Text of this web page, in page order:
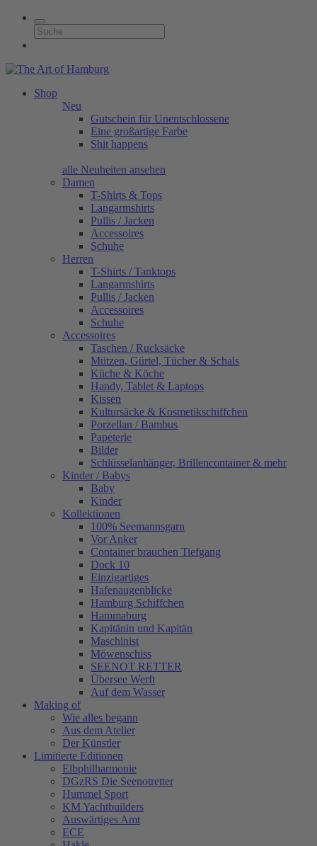
Shop
Neu
Gutschein für Unentschlossene
Eine großartige Farbe
Shit happens
alle Neuheiten ansehen
Damen
T-Shirts & Tops
Langarmshirts
Pullis / Jacken
Accessoires
Schuhe
Herren
T-Shirts / Tanktops
Langarmshirts
Pullis / Jacken
Accessoires
Schuhe
Accessoires
Taschen / Rucksäcke
Mützen, Gürtel, Tücher & Schals
Küche & Köche
Handy, Tablet & Laptops
Kissen
Kultursäcke & Kosmetikschiffchen
Porzellan / Bambus
Papeterie
Bilder
Schlüsselanhänger, Brillencontainer & mehr
Kinder / Babys
Baby
Kinder
Kollektionen
100% Seemannsgarn
Vor Anker
Container brauchen Tiefgang
Dock 10
Einzigartiges
Hafenaugen­blicke
Hamburg Schiffchen
Hammaburg
Kapitänin und Kapitän
Maschinist
Möwenschiss
SEENOT RETTER
Übersee Werft
Auf dem Wasser
Making of
Wie alles begann
Aus dem Atelier
Der Künstler
Limitierte Editionen
Elbphilharmonie
DGzRS Die Seenotretter
Hummel Sport
KM Yachtbuilders
Auswärtiges Amt
ECE